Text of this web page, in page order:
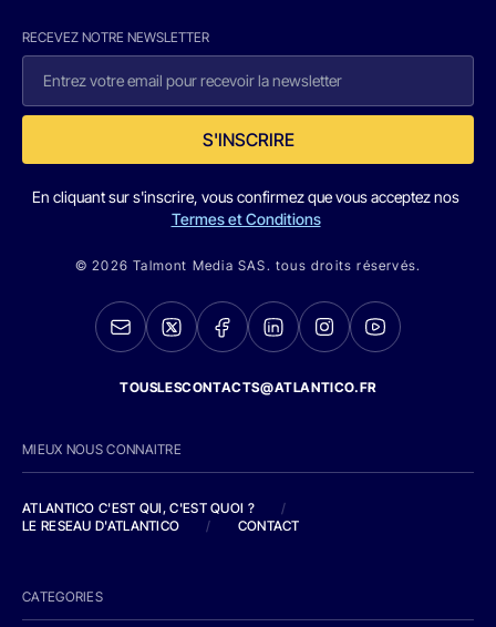
RECEVEZ NOTRE NEWSLETTER
S'INSCRIRE
En cliquant sur s'inscrire, vous confirmez que vous acceptez nos
Termes et Conditions
© 2026 Talmont Media SAS. tous droits réservés.
TOUSLESCONTACTS@ATLANTICO.FR
MIEUX NOUS CONNAITRE
ATLANTICO C'EST QUI, C'EST QUOI ?
/
LE RESEAU D'ATLANTICO
/ CONTACT
CATEGORIES